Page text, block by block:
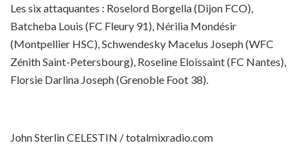
Les six attaquantes : Roselord Borgella (Dijon FCO),
Batcheba Louis (FC Fleury 91), Nérilia Mondésir
(Montpellier HSC), Schwendesky Macelus Joseph (WFC
Zénith Saint-Petersbourg), Roseline Eloissaint (FC Nantes),
Florsie Darlina Joseph (Grenoble Foot 38).
John Sterlin CELESTIN / totalmixradio.com